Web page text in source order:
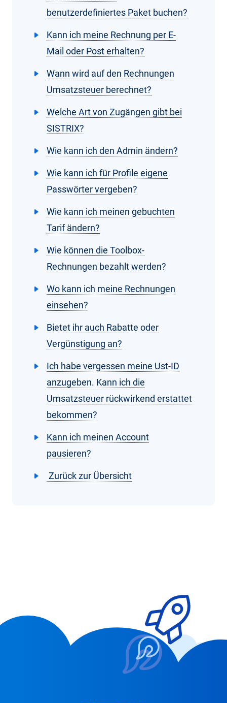
benutzerdefiniertes Paket buchen?
Kann ich meine Rechnung per E-
Mail oder Post erhalten?
Wann wird auf den Rechnungen
Umsatzsteuer berechnet?
Welche Art von Zugängen gibt bei
SISTRIX?
Wie kann ich den Admin ändern?
Wie kann ich für Profile eigene
Passwörter vergeben?
Wie kann ich meinen gebuchten
Tarif ändern?
Wie können die Toolbox-
Rechnungen bezahlt werden?
Wo kann ich meine Rechnungen
einsehen?
Bietet ihr auch Rabatte oder
Vergünstigung an?
Ich habe vergessen meine Ust-ID
anzugeben. Kann ich die
Umsatzsteuer rückwirkend erstattet
bekommen?
Kann ich meinen Account
pausieren?
Zurück zur Übersicht